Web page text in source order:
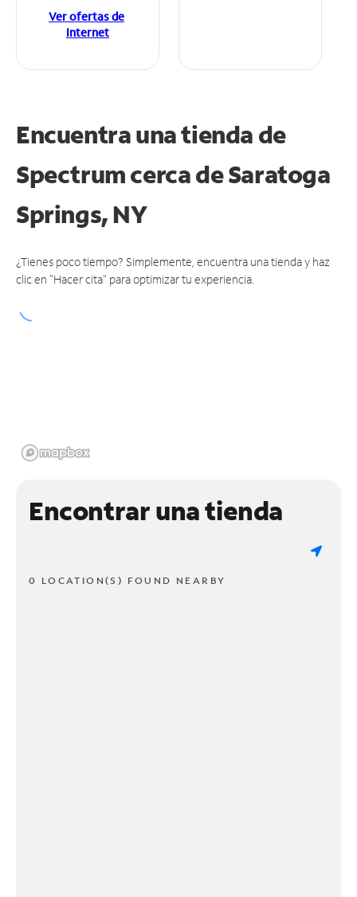
Ver ofertas de
Internet
Encuentra una tienda de
Spectrumcerca de Saratoga
Springs, NY
¿Tienes poco tiempo? Simplemente, encuentra una tienda y haz
clic en "Hacer cita" para optimizar tu experiencia.
Encontrar una tienda
0 LOCATION(S) FOUND NEARBY